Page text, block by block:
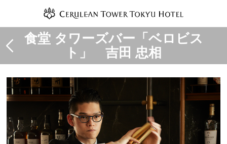
食堂 タワーズバー「ベロビス
ト」 吉田 忠相